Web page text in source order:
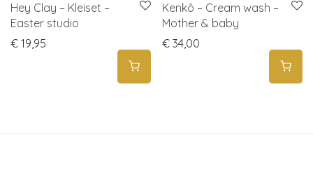
Hey Clay – Kleiset –
Easter studio
€ 19,95
Kenkô – Cream wash –
Mother & baby
€ 34,00